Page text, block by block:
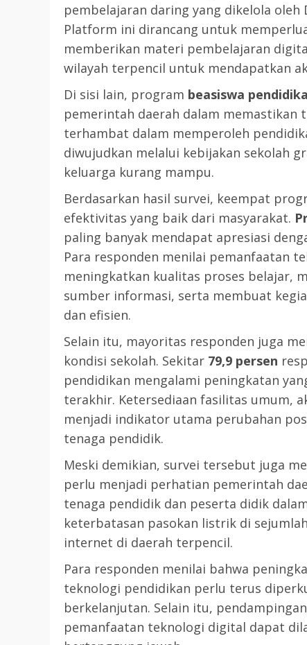
pembelajaran daring yang dikelola oleh
Platform ini dirancang untuk
memberikan materi pembelajaran
wilayah terpencil untuk mendapatkan
Di sisi lain, program beasiswa
pemerintah daerah dalam memastikan
terhambat dalam memperoleh
diwujudkan melalui kebijakan sekolah
keluarga kurang mampu.
Berdasarkan hasil survei, keempat
efektivitas yang baik dari masyarakat.
paling banyak mendapat apresiasi
Para responden menilai pemanfaatan
meningkatkan kualitas proses belajar,
sumber informasi, serta membuat
dan efisien.
Selain itu, mayoritas responden juga
kondisi sekolah. Sekitar 79,9 persen
pendidikan mengalami peningkatan
terakhir. Ketersediaan fasilitas umum,
menjadi indikator utama perubahan
tenaga pendidik.
Meski demikian, survei tersebut juga
perlu menjadi perhatian pemerintah
tenaga pendidik dan peserta didik
keterbatasan pasokan listrik di
internet di daerah terpencil.
Para responden menilai bahwa
teknologi pendidikan perlu terus
berkelanjutan. Selain itu,
pemanfaatan teknologi digital dapat